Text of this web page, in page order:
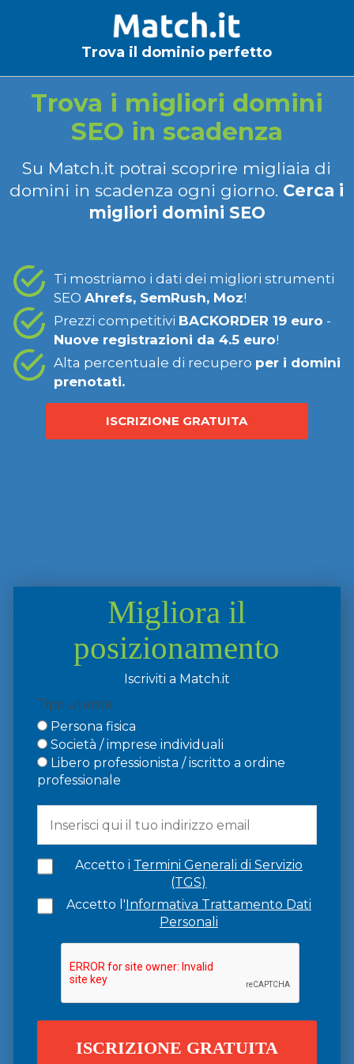
Trova il dominio perfetto
Trova i migliori domini
SEO in scadenza
Su Match.it potrai scoprire migliaia di
domini in scadenza ogni giorno. Cerca i
migliori domini SEO
Ti mostriamo i dati dei migliori strumenti
SEO Ahrefs, SemRush, Moz!
Prezzi competitivi BACKORDER 19 euro -
Nuove registrazioni da 4.5 euro!
Alta percentuale di recupero per i domini
prenotati.
ISCRIZIONE GRATUITA
Migliora il
posizionamento
Iscriviti a Match.it
Tipo utente
Persona fisica
Società / imprese individuali
Libero professionista / iscritto a ordine
professionale
Accetto i Termini Generali di Servizio
(TGS)
Accetto l'Informativa Trattamento Dati
Personali